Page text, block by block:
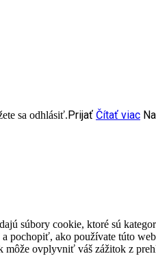
sa odhlásiť.Prijať Čítať viac
súbory cookie, ktoré sú
pochopiť, ako používate túto
môže ovplyvniť váš zážitok z